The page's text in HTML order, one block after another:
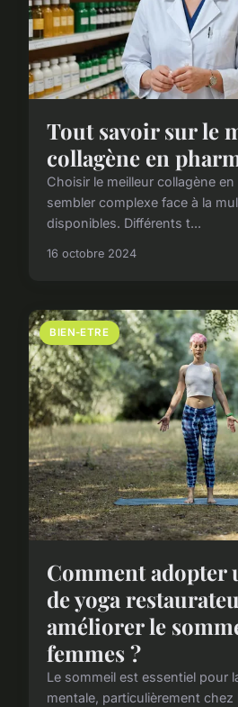
Tout savoir sur le
collagène en
Choisir le meilleur collagène
sembler complexe face à la
disponibles. Différents t...
16 octobre 2024
BIEN-ETRE
Comment adopter
de yoga
améliorer le
femmes ?
Le sommeil est essentiel pour
mentale, particulièrement chez